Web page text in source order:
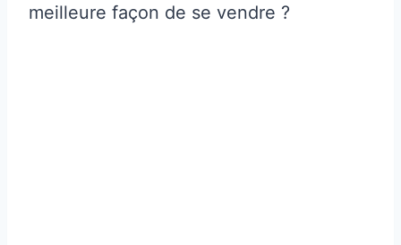
meilleure façon de se vendre ?